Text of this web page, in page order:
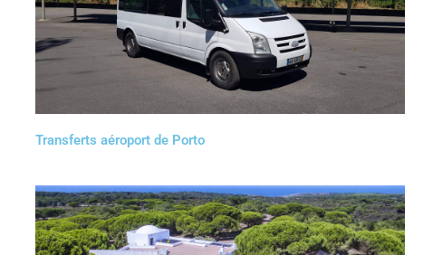
Transferts aéroport de Porto